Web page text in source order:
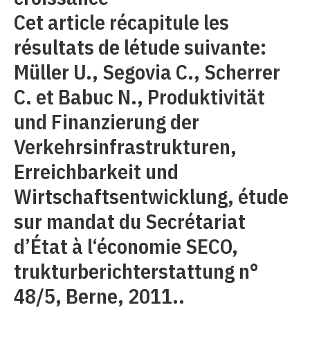
Cet article récapitule les
résultats de létude suivante:
Müller U., Segovia C., Scherrer
C. et Babuc N., Produktivität
und Finanzierung der
Verkehrsinfrastrukturen,
Erreichbarkeit und
Wirtschaftsentwicklung, étude
sur mandat du Secrétariat
d’État à l‘économie SECO,
trukturberichterstattung n°
48/5, Berne, 2011..